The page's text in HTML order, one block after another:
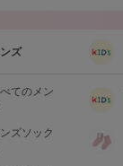
ズ
てのメン
ズソック